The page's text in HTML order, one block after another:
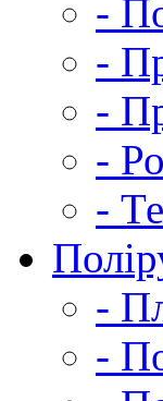
-
-
-
-
-
-
-